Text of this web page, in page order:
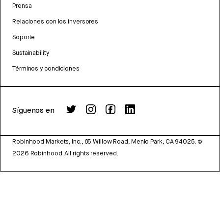
Prensa
Relaciones con los inversores
Soporte
Sustainability
Términos y condiciones
Síguenos en
Robinhood Markets, Inc., 85 Willow Road, Menlo Park, CA 94025. ©
2026 Robinhood. All rights reserved.